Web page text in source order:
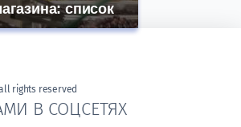
список
В СОЦСЕТЯХ
rights reserved